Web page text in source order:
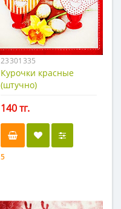
23301335
Курочки красные
(штучно)
140 тг.
5